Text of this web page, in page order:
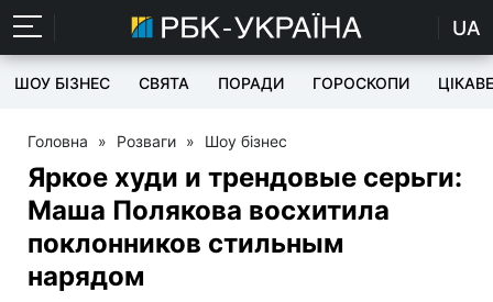
UA
ШОУ БІЗНЕС СВЯТА ПОРАДИ ГОРОСКОПИ ЦІКАВЕ
Головна » Розваги » Шоу бізнес
Яркое худи и трендовые серьги:
Маша Полякова восхитила
поклонников стильным
нарядом